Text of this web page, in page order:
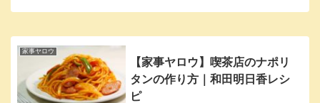
家事ヤロウ
【家事ヤロウ】喫茶店のナポリ
タンの作り方｜和田明日香レシ
ピ